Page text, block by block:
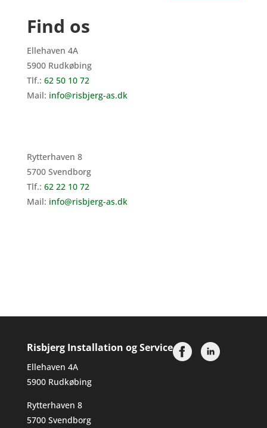
Find os
Ellehaven 4A
5900 Rudkøbing
Tlf.: 62 50 10 72
Mail: info@risbjerg-as.dk
Rytterhaven 8
5700 Svendborg
Tlf.: 62 22 10 72
Mail: info@risbjerg-as.dk
Risbjerg Installation og Service
Ellehaven 4A
5900 Rudkøbing
Rytterhaven 8
5700 Svendborg